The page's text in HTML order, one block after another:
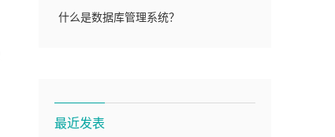
什么是数据库管理系统？
最近发表